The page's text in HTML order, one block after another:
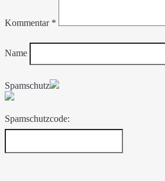
Kommentar *
Name
Spamschutz
Spamschutzcode: